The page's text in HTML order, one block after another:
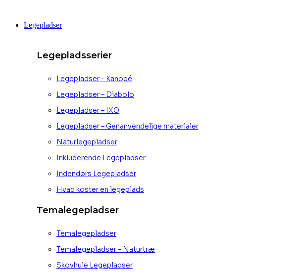
indholdLegepladser
Legepladsserier
Legepladser – Kanopé
Legepladser – Diabolo
Legepladser – IXO
Legepladser – Genanvendelige materialer
Naturlegepladser
Inkluderende Legepladser
Indendørs Legepladser
Hvad koster en legeplads
Temalegepladser
Temalegepladser
Temalegepladser - Naturtræ
Skovhule Legepladser